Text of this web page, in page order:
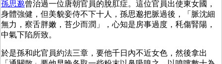
孫思邈曾治過一位唐朝官員的脫肛症。這位官員出使東女國，
身體強健，但美貌妾侍不下十人，孫思邈把脈過後，「脈沈細
無力，察舌胖嫩，苔少而潤」，心知是房事過度，秏傷腎陽，
中氣下陷所致。
於是孫和此官員約法三章，要他千日內不近女色，然後拿出